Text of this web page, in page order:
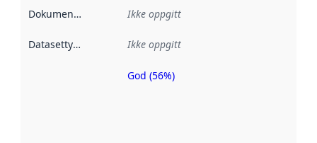
Dokumentasjon Ikke oppgitt
Datasettype Ikke oppgitt
Metadatakvalitet
God (56%)